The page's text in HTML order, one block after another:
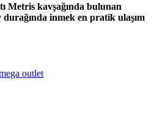
Metris kavşağında bulunan
durağında inmek en pratik ulaşım
outlet